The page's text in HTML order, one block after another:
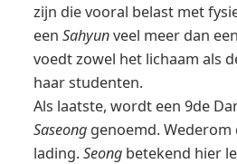
zijn die vooral belast met
een Sahyunveel meer dan
voedt zowel het lichaam als
haar studenten.
Als laatste, wordt een 9de
Saseonggenoemd. Wederom
lading. Seongbetekend hier